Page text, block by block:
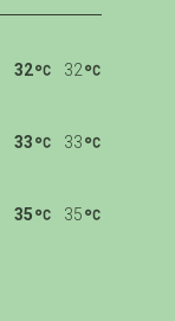
32
32
33
33
35
35